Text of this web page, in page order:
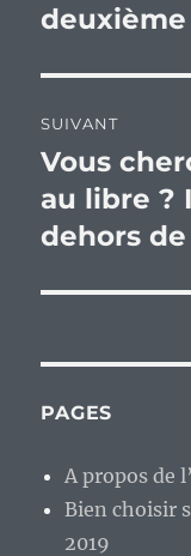
SUIVANT
Publication
suivante :
Vous
au libre ?
dehors
PAGES
A propos de
Bien choisir
2019